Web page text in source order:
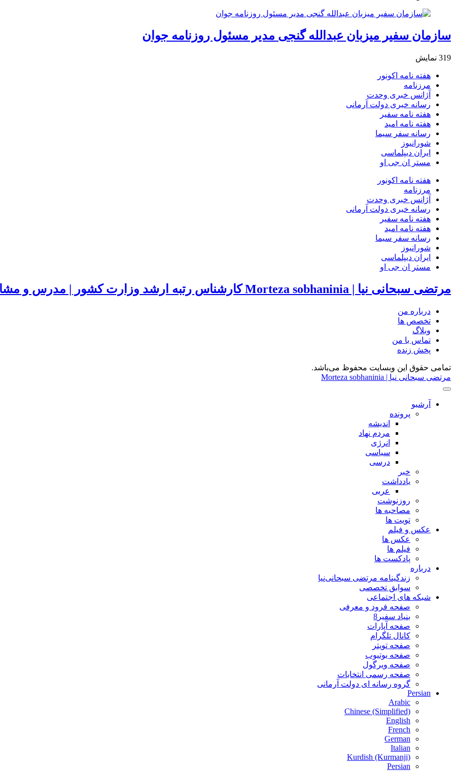
سازمان سفیر میزبان عبدالله گنجی مدیر مسئول روزنامه جوان
319 نمایش
هفته نامه اکونور
مرزنامه
آژانس خبری وحدت
رسانه خبری دولت آرمانی
هفته نامه سفیر
هفته نامه امید
رسانه سفر سیما
شورانیوز
ایران دیپلماسی
مستر ان جی او
هفته نامه اکونور
مرزنامه
آژانس خبری وحدت
رسانه خبری دولت آرمانی
هفته نامه سفیر
هفته نامه امید
رسانه سفر سیما
شورانیوز
ایران دیپلماسی
مستر ان جی او
مرتضی سبحانی نیا | Morteza sobhaninia کارشناس رتبه ارشد وزارت کشور | مدرس و
درباره من
تخصص ها
وبلاگ
تماس با من
پخش زنده
تمامی حقوق این وبسایت محفوظ می‌باشد.
مرتضی سبحانی نیا | Morteza sobhaninia
آرشیو
پرونده
اندیشه
مردم نهاد
انرژی
سیاسی
درسی
خبر
یادداشت
عربی
روزنوشت
مصاحبه ها
تویت ها
عکس و فیلم
عکس ها
فیلم ها
پادکست ها
درباره
زندگینامه مرتضی سبحانی‌نیا
سوابق تخصصی
شبکه های اجتماعی
صفحه فرود و معرفی
بنیاد سفیر8
صفحه آپارات
کانال تلگرام
صفحه تویتر
صفحه یوتیوب
صفحه ویرگول
صفحه رسمی انتخابات
گروه رسانه ای دولت آرمانی
Persian
Arabic
Chinese (Simplified)
English
French
German
Italian
Kurdish (Kurmanji)
Persian